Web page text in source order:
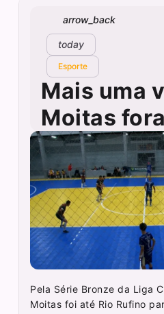
arrow_back
today
Esporte
Mais uma
Moitas
Pela Série Bronze da Liga
Moitas foi até Rio Rufino